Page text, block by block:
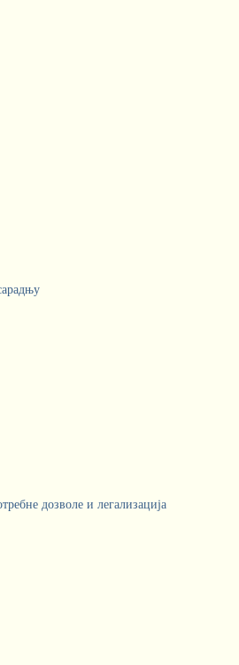
дозволе и легализација